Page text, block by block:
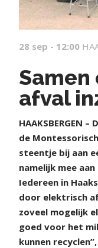
28 sep - 12:00
afval
HAAKSBERGEN
de
steentje bij aan
namelijk mee
Iedereen in
door elektrisch
zoveel mogelijk
goed voor het
kunnen